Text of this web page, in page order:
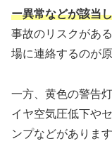
ー異常などが該当
事故のリスクがあ
場に連絡するのが原
一方、黄色の警告
イヤ空気圧低下や
ンプなどがあります